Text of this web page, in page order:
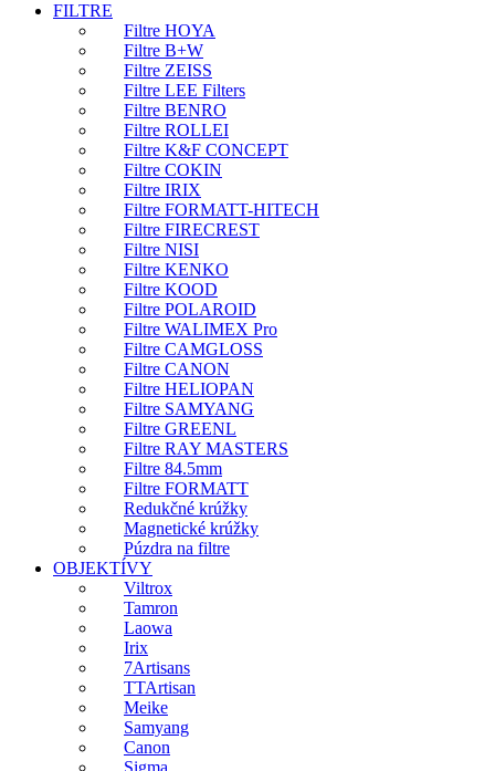
FILTRE
Filtre HOYA
Filtre B+W
Filtre ZEISS
Filtre LEE Filters
Filtre BENRO
Filtre ROLLEI
Filtre K&F CONCEPT
Filtre COKIN
Filtre IRIX
Filtre FORMATT-HITECH
Filtre FIRECREST
Filtre NISI
Filtre KENKO
Filtre KOOD
Filtre POLAROID
Filtre WALIMEX Pro
Filtre CAMGLOSS
Filtre CANON
Filtre HELIOPAN
Filtre SAMYANG
Filtre GREENL
Filtre RAY MASTERS
Filtre 84.5mm
Filtre FORMATT
Redukčné krúžky
Magnetické krúžky
Púzdra na filtre
OBJEKTÍVY
Viltrox
Tamron
Laowa
Irix
7Artisans
TTArtisan
Meike
Samyang
Canon
Sigma